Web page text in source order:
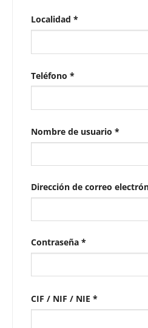
Localidad *
Teléfono *
Nombre de usuario *
Dirección de correo
Contraseña *Obligatorio
CIF / NIF / NIE *